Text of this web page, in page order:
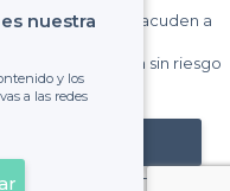
de visitantes que acuden a
una cantidad fija sin riesgo
nuestra
y los
a las redes